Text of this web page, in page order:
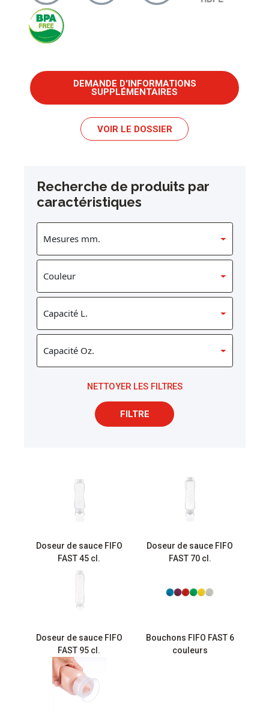
DEMANDE D'INFORMATIONS
SUPPLÉMENTAIRES
VOIR LE DOSSIER
Recherche de produits par
caractéristiques
NETTOYER LES FILTRES
FILTRE
Doseur de sauce FIFO
FAST 45 cl.
Doseur de sauce FIFO
FAST 70 cl.
Doseur de sauce FIFO
FAST 95 cl.
Bouchons FIFO FAST 6
couleurs